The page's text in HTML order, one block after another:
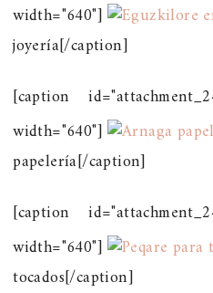
width="640"]
joyería[/caption]
[caption
width="640"]
papelería[/caption]
[caption
width="640"]
tocados[/caption]